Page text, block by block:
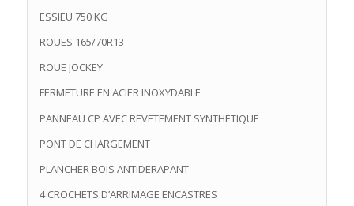
ESSIEU 750 KG
ROUES 165/70R13
ROUE JOCKEY
FERMETURE EN ACIER INOXYDABLE
PANNEAU CP AVEC REVETEMENT SYNTHETIQUE
PONT DE CHARGEMENT
PLANCHER BOIS ANTIDERAPANT
4 CROCHETS D’ARRIMAGE ENCASTRES